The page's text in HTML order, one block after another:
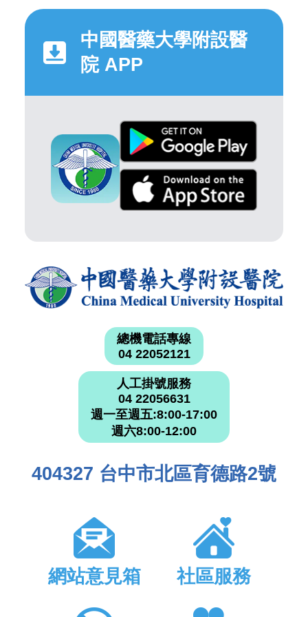
中國醫藥大學附設醫
院 APP
總機電話專線
04 22052121
人工掛號服務
04 22056631
週一至週五:8:00-17:00
週六8:00-12:00
404327 台中市北區育德路2號
網站意見箱 社區服務